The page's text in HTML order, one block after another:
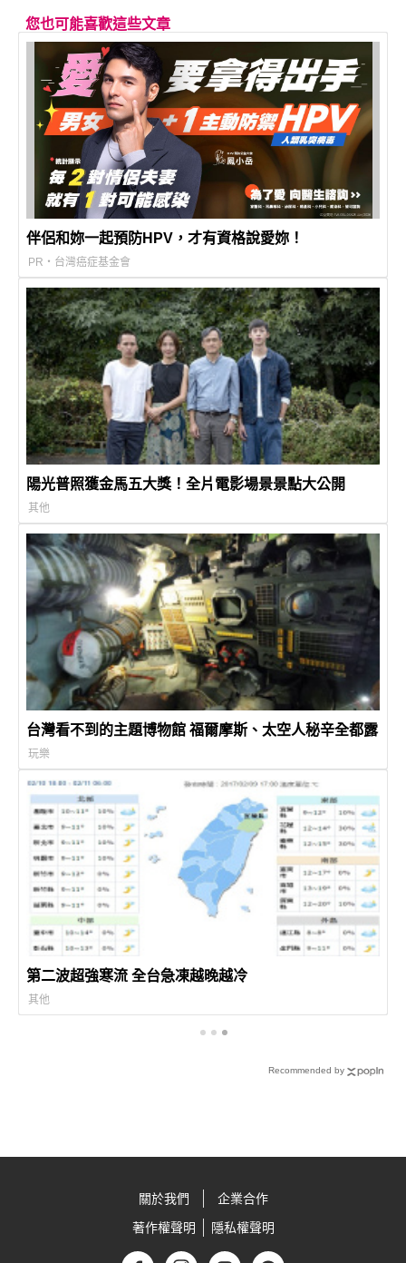
您也可能喜歡這些文章
伴侶和妳一起預防HPV，才有資格說愛妳！
PR・台灣癌症基金會
陽光普照獲金馬五大獎！全片電影場景景點大公開
其他
台灣看不到的主題博物館 福爾摩斯、太空人秘辛全都露
玩樂
第二波超強寒流 全台急凍越晚越冷
其他
Recommended by
關於我們
企業合作
著作權聲明
隱私權聲明